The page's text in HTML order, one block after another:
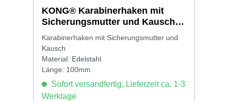
KONG® Karabinerhaken mit
Sicherungsmutter und Kausch
10 x 100mm
Karabinerhaken mit Sicherungsmutter und
Kausch
Material: Edelstahl
Länge: 100mm
Sofort versandfertig, Lieferzeit ca. 1-3
Werktage